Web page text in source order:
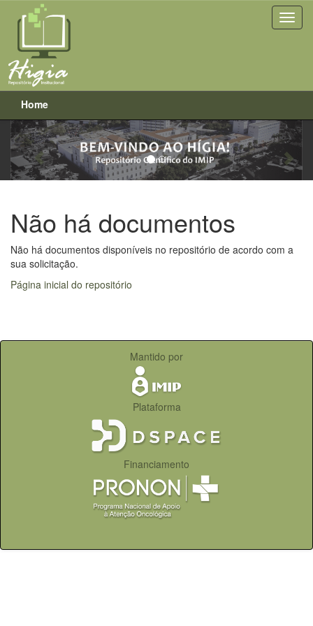
Skip
navigation
Home
Previous Next
Não há documentos
Não há documentos disponíveis no repositório de acordo com a
sua solicitação.
Página inicial do repositório
Mantido por
Plataforma
Financiamento